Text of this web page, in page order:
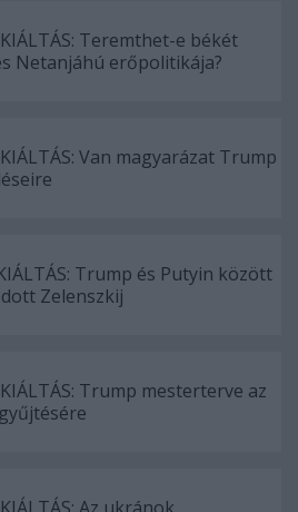
Teremthet-e békét
Netanjáhú erőpolitikája?
Van magyarázat Trump
Trump és Putyin között
Zelenszkij
Trump mesterterve az